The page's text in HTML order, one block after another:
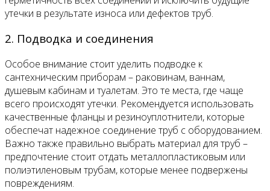
утечки в результате износа или дефектов труб.
2. Подводка и соединения
Особое внимание стоит уделить подводке к
сантехническим приборам – раковинам, ваннам,
душевым кабинам и туалетам. Это те места, где чаще
всего происходят утечки. Рекомендуется использовать
качественные фланцы и резиноуплотнители, которые
обеспечат надежное соединение труб с оборудованием.
Важно также правильно выбрать материал для труб –
предпочтение стоит отдать металлопластиковым или
полиэтиленовым трубам, которые менее подвержены
повреждениям.